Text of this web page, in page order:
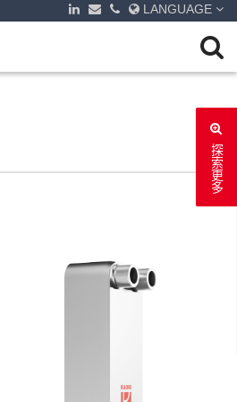
LANGUAGE
探索更多